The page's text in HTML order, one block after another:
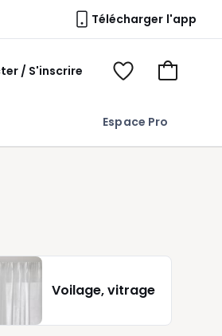
Télécharger l'app
Espace Pro
/ S'inscrire
Voir
Voir
Voilage, vitrage